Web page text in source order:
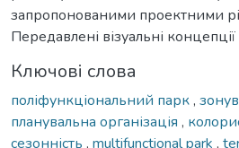
запропонованими проектними
Передавлені візуальні
Ключові слова
поліфункціональний парк,
планувальна організація ,
сезонність , multifunctional park ,